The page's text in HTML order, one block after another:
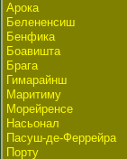
Арока
Белененсиш
Бенфика
Боавишта
Брага
Гимарайнш
Маритиму
Морейренсе
Насьонал
Пасуш-де-Феррейра
Порту